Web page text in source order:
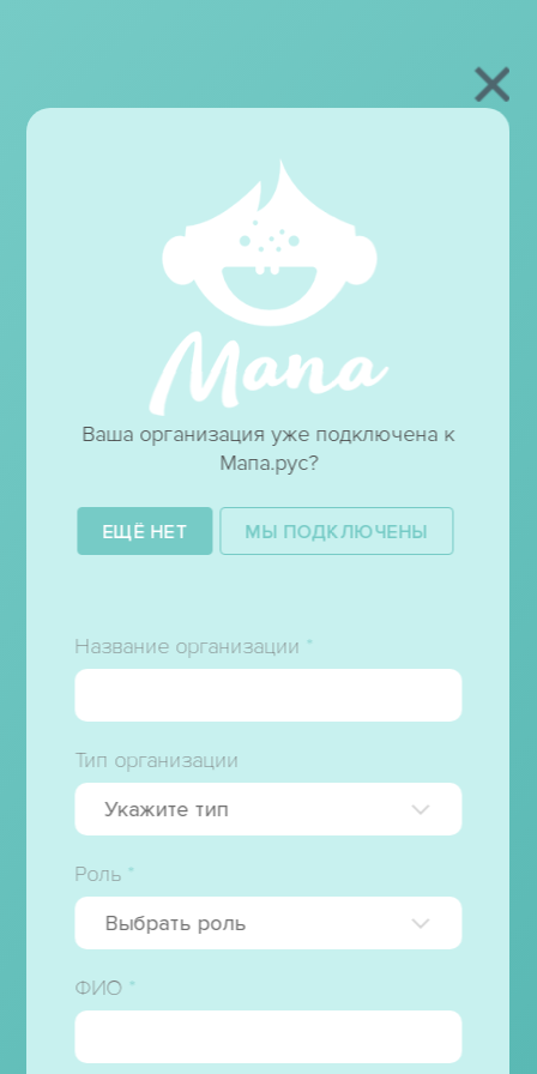
Ваша организация уже подключена к
Мапа.рус?
ЕЩЁ НЕТ МЫ ПОДКЛЮЧЕНЫ
Название организации *
Тип организации
Укажите тип
Роль *
Выбрать роль
ФИО *